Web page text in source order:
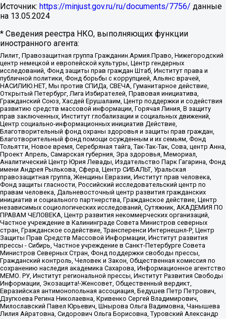
Источник: https://minjust.gov.ru/ru/documents/7756/ данные
на 13.05.2024
* Сведения реестра НКО, выполняющих функции
иностранного агента:
Лилит, Правозащитная группа Гражданин.Армия.Право, Нижегородский
центр немецкой и европейской культуры, Центр гендерных
исследований, Фонд защиты прав граждан Штаб, Институт права и
публичной политики, Фонд борьбы с коррупцией, Альянс врачей,
НАСИЛИЮ.НЕТ, Мы против СПИДа, СВЕЧА, Гуманитарное действие,
Открытый Петербург, Лига Избирателей, Правовая инициатива,
Гражданский Союз, Хасдей Ерушалаим, Центр поддержки и содействия
развитию средств массовой информации, Горячая Линия, В защиту
прав заключенных, Институт глобализации и социальных движений,
Центр социально-информационных инициатив Действие,
Благотворительный фонд охраны здоровья и защиты прав граждан,
Благотворительный фонд помощи осужденным и их семьям, Фонд
Тольятти, Новое время, Серебряная тайга, Так-Так-Так, Сова, центр Анна,
Проект Апрель, Самарская губерния, Эра здоровья, Мемориал,
Аналитический Центр Юрия Левады, Издательство Парк Гагарина, Фонд
имени Андрея Рылькова, Сфера, Центр СИБАЛЬТ, Уральская
правозащитная группа, Женщины Евразии, Институт прав человека,
Фонд защиты гласности, Российский исследовательский центр по
правам человека, Дальневосточный центр развития гражданских
инициатив и социального партнерства, Гражданское действие, Центр
независимых социологических исследований, Сутяжник, АКАДЕМИЯ ПО
ПРАВАМ ЧЕЛОВЕКА, Центр развития некоммерческих организаций,
Частное учреждение в Калининграде Совета Министров северных
стран, Гражданское содействие, Трансперенси Интернешнл-Р, Центр
Защиты Прав Средств Массовой Информации, Институт развития
прессы - Сибирь, Частное учреждение в Санкт-Петербурге Совета
Министров Северных Стран, Фонд поддержки свободы прессы,
Гражданский контроль, Человек и Закон, Общественная комиссия по
сохранению наследия академика Сахарова, Информационное агентство
МЕМО. РУ, Институт региональной прессы, Институт Развития Свободы
Информации, Экозащита!-Женсовет, Общественный вердикт,
Евразийская антимонопольная ассоциация, Бедушев Петр Петрович,
Дзугкоева Регина Николаевна, Кривенко Сергей Владимирович,
Милославский Павел Юрьевич, Шнырова Ольга Вадимовна, Чанышева
Лилия Айратовна, Сидорович Ольга Борисовна, Туровский Александр